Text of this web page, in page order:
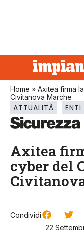
Home » Axitea firma
Civitanova Marche
ATTUALITÀ
Axitea
cyber del
Condividi
22